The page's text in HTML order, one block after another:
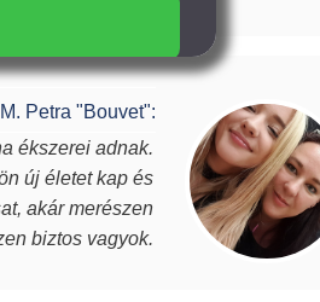
A MJ glass design ékszerek
itt olvasó ismeri…akkor tudja miről is
Petra "Bouvet":
ékszerei adnak.
új életet kap és
akár merészen
biztos vagyok.